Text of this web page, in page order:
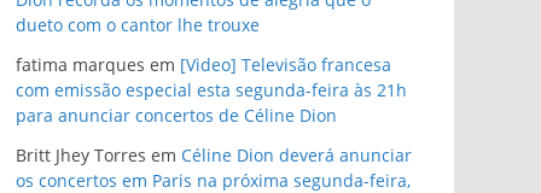
dueto com o cantor lhe trouxe
fatima marques em [Video] Televisão francesa
com emissão especial esta segunda-feira às 21h
para anunciar concertos de Céline Dion
Britt Jhey Torres em Céline Dion deverá anunciar
os concertos em Paris na próxima segunda-feira,